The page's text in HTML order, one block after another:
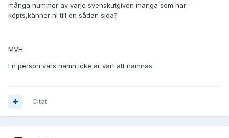
många nummer av varje svenskutgiven manga som har
köpts,känner ni till en sådan sida?
MVH
En person vars namn icke är värt att nämnas.
Citat